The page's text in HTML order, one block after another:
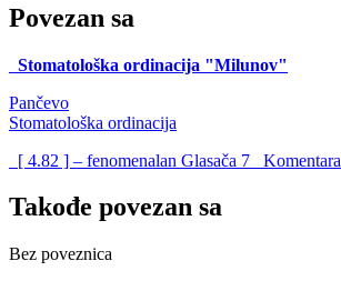
Povezan sa
Stomatološka ordinacija "Milunov"
Pančevo
Stomatološka ordinacija
[ 4.82 ] – fenomenalan Glasača 7 Komentara
Takođe povezan sa
Bez poveznica